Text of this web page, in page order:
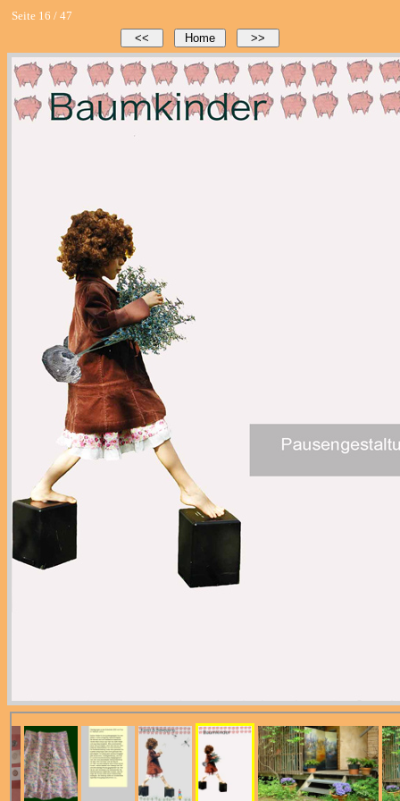
Seite 16 / 47